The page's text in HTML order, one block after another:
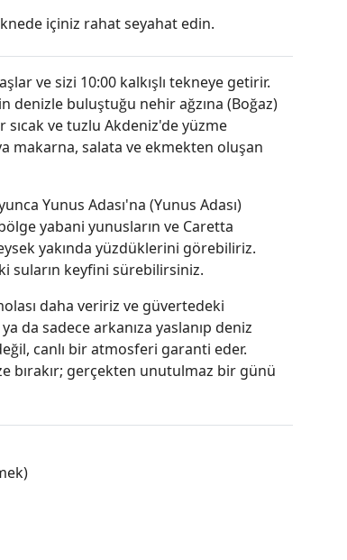
içiniz rahat seyahat edin.
ve sizi 10:00 kalkışlı tekneye getirir.
denizle buluştuğu nehir ağzına (Boğaz)
sıcak ve tuzlu Akdeniz'de yüzme
makarna, salata ve ekmekten oluşan
Yunus Adası'na (Yunus Adası)
yabani yunusların ve Caretta
yakında yüzdüklerini görebiliriz.
suların keyfini sürebilirsiniz.
daha veririz ve güvertedeki
da sadece arkanıza yaslanıp deniz
canlı bir atmosferi garanti eder.
bırakır; gerçekten unutulmaz bir günü